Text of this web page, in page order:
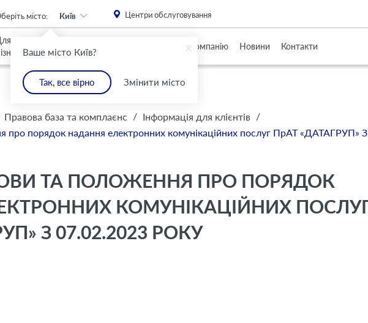
Ваше місто Київ?
Так, все вірно Змінити місто
місто: Київ Центри обслуговування
Дому
Про Компанію Новини Контакти
Правова база та комплаєнс / Інформація для клієнтів /
про порядок надання електронних комунікаційних послуг ПрАТ «ДАТАГРУП»
ТА ПОЛОЖЕННЯ ПРО ПОРЯДОК
КОМУНІКАЦІЙНИХ
З 07.02.2023 РОКУ
for your browser. Please install this critical browser update